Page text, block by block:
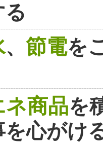
る
、 節電を
ネ商品を
を心がけ